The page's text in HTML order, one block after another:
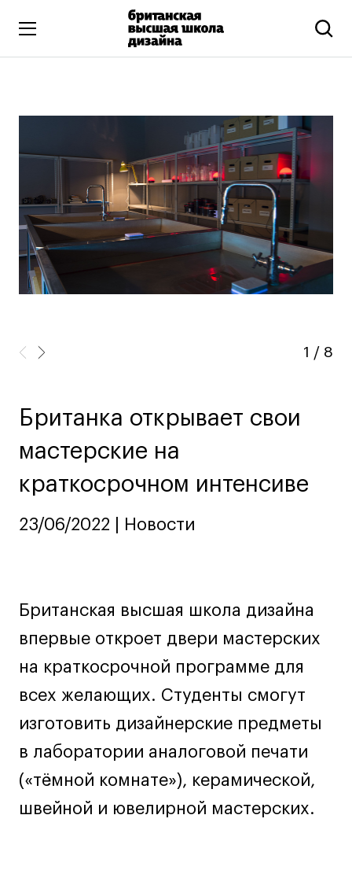
Искусство и дизайн
Подготовительные курсы
Бизнес и маркетинг
Все программы
Дополнительное образование
Коммуникационный и цифровой дизайн
Иллюстрация
Фотография и видео
Дизайн и декорирование интерьера
Бизнес и маркетинг
развитие
Все программы
Онлайн-программы
Дизайн интерьера
Дизайн одежды
Стайлинг
Современная живопись
UX/UI-дизайн
1 / 8
Британка открывает свои
мастерские на
краткосрочном интенсиве
23/06/2022 | Новости
Британская высшая школа дизайна
впервые откроет двери мастерских
на краткосрочной программе для
всех желающих. Студенты смогут
изготовить дизайнерские предметы
в лаборатории аналоговой печати
(«тёмной комнате»), керамической,
швейной и ювелирной мастерских.